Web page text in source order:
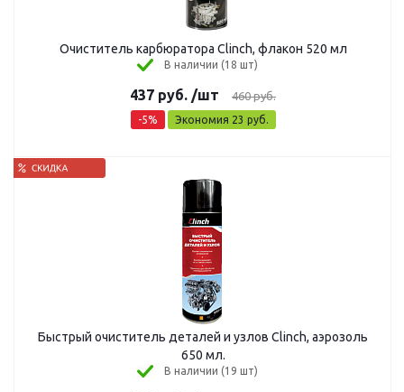
Очиститель карбюратора Clinch, флакон 520 мл
В наличии (18 шт)
437 руб. /шт 460руб.
-5% Экономия 23 руб.
Быстрый очиститель деталей и узлов Clinch, аэрозоль
650 мл.
В наличии (19 шт)